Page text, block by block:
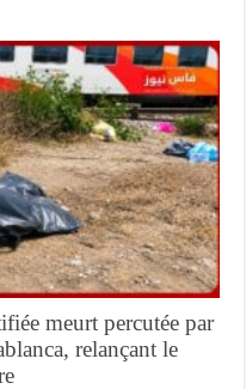
meurt percutée par
relançant le